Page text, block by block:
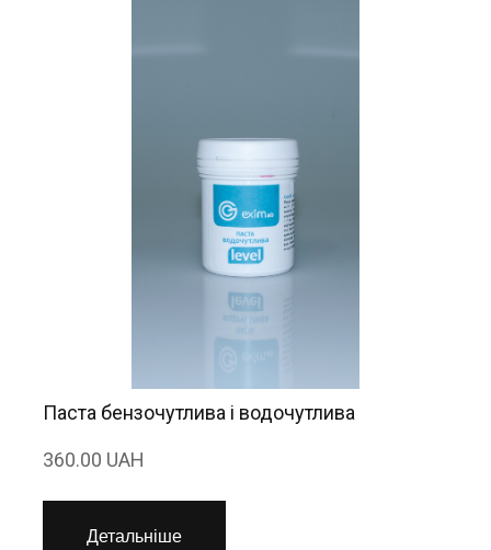
Паста бензочутлива і водочутлива
360.00 UAH
Детальніше